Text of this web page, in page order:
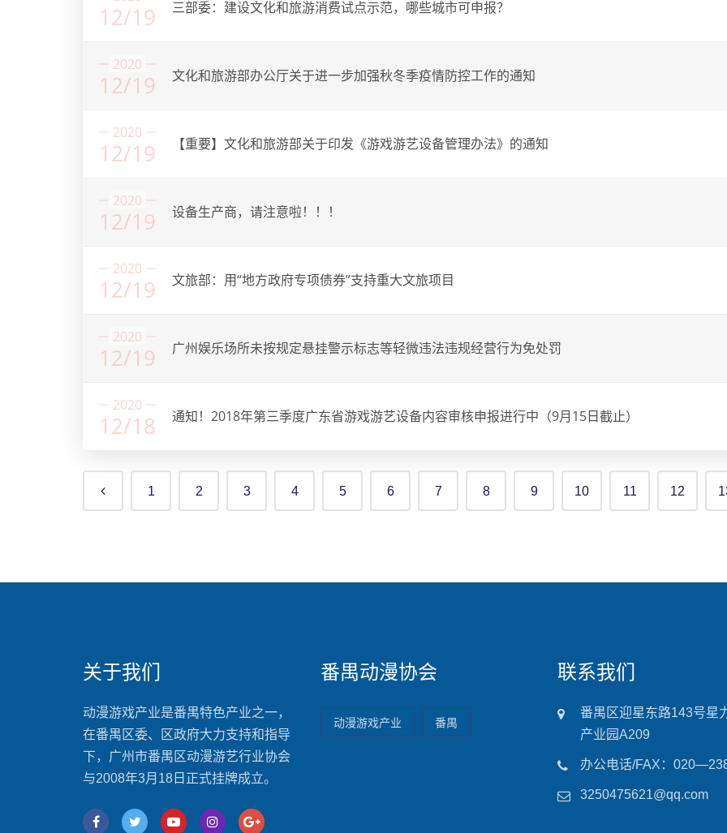
12/19 三部委：建设文化和旅游消费试点示范，哪些城市可申报？
2020
12/19 文化和旅游部办公厅关于进一步加强秋冬季疫情防控工作的通知
2020
12/19 【重要】文化和旅游部关于印发《游戏游艺设备管理办法》的通知
2020
12/19 设备生产商，请注意啦！！！
2020
12/19 文旅部：用“地方政府专项债券”支持重大文旅项目
2020
12/19 广州娱乐场所未按规定悬挂警示标志等轻微违法违规经营行为免处罚
2020
12/18 通知！2018年第三季度广东省游戏游艺设备内容审核申报进行中（9月15日截止）
1 2 3 4 5 6 7 8 9 10 11 12
关于我们
动漫游戏产业是番禺特色产业之一，
在番禺区委、区政府大力支持和指导
下，广州市番禺区动漫游艺行业协会
与2008年3月18日正式挂牌成立。
番禺动漫协会
动漫游戏产业 番禺
联系我们
番禺区迎星东路143号星
产业园A209
办公电话/FAX：
3250475621@qq.com